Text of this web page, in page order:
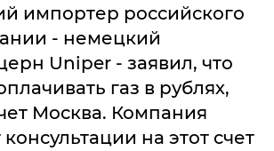
импортер российского
- немецкий
Uniper - заявил, что
газ в рублях,
Москва. Компания
на этот счет